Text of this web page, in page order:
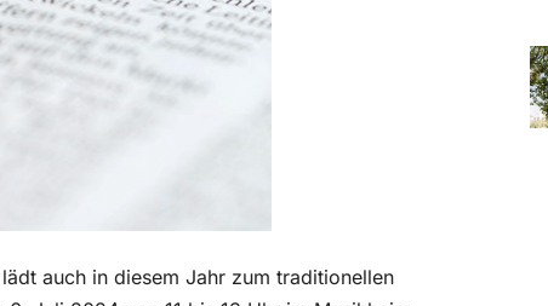
auch in diesem Jahr zum traditionellen